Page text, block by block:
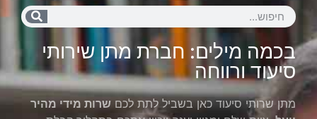
בכמה מילים: חברת מתן שירותי
סיעוד ורווחה
מתן שרותי סיעוד כאן בשביל לתת לכם שרות מידי מהיר